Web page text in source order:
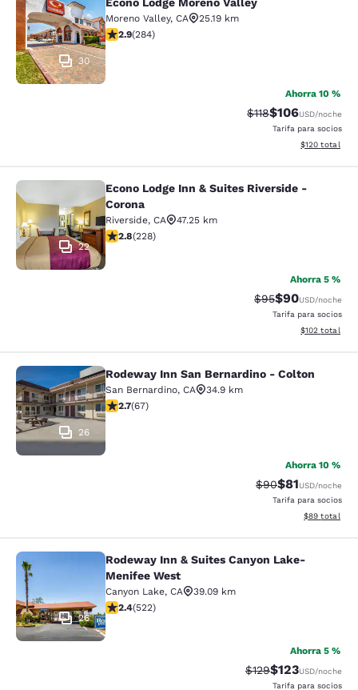
Econo Lodge Moreno Valley
30
Moreno Valley, CA
25.19 km
calificación de 2.92 estrellas. Feria. 284 reseñas
2.9(284)
Ahorra 10 %
Precio tachado:
$118Precio con
$106USD/noche
Tarifa para socios
Ver detalles
$120 total
Econo Lodge Inn & Suites Riverside
22
Econo Lodge Inn & Suites Riverside -
Corona
Riverside, CA
47.25 km
calificación de 2.76 estrellas. Feria. 228 reseñas
2.8(228)
Ahorra 5 %
Precio tachado:
$95Precio con
$90USD/noche
Tarifa para socios
Ver detalles
$102 total
Rodeway Inn San Bernardino -
26
Rodeway Inn San Bernardino - Colton
San Bernardino, CA
34.9 km
calificación de 2.72 estrellas. Feria. 67 reseñas
2.7(67)
Ahorra 10 %
Precio tachado:
$90Precio con
$81USD/noche
Tarifa para socios
Ver detalles
$89 total
Rodeway Inn & Suites Canyon
26
Rodeway Inn & Suites Canyon Lake-
Menifee West
Canyon Lake, CA
39.09 km
calificación de 2.43 estrellas. Feria. 522 reseñas
2.4(522)
Ahorra 5 %
Precio tachado:
$129Precio con
$123USD/noche
Tarifa para socios